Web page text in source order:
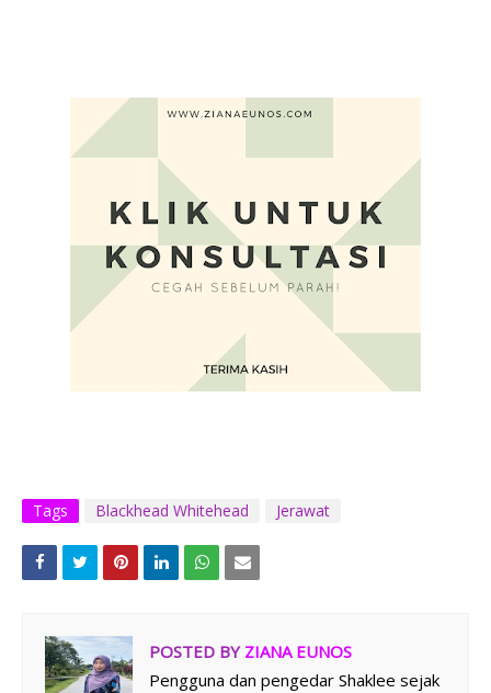
Tags Blackhead Whitehead Jerawat
POSTED BYZIANA EUNOS
Pengguna dan pengedar Shaklee sejak